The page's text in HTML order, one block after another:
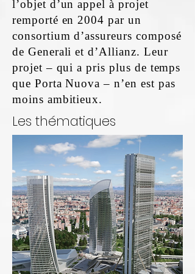
l’objet d’un appel à projet
remporté en 2004 par un
consortium d’assureurs composé
de Generali et d’Allianz. Leur
projet – qui a pris plus de temps
que Porta Nuova – n’en est pas
moins ambitieux.
Les thématiques